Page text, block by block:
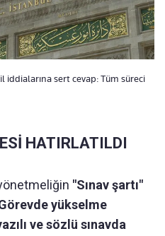
sert cevap: Tüm süreci
HATIRLATILDI
"Sınav şartı"
yükselme
ve sözlü sınavda